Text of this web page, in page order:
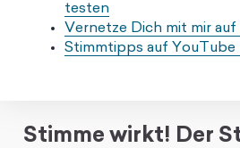
testen
Vernetze Dich mit mir
Stimmtipps auf YouTube
Stimme wirkt! Der